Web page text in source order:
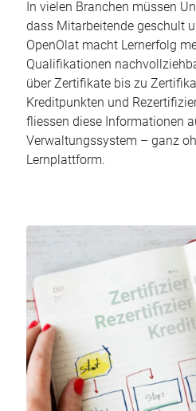
In vielen Branchen müssen
dass Mitarbeitende geschult
OpenOlat macht Lernerfolg
Qualifikationen
über Zertifikate bis zu
Kreditpunkten und
fliessen diese Informationen
Verwaltungssystem – ganz
Lernplattform.